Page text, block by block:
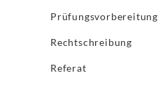
Prüfungsvorbereitung
Rechtschreibung
Referat